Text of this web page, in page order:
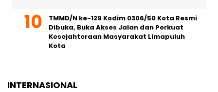
TMMD/N ke-129 Kodim 0306/50 Kota Resmi
Dibuka, Buka Akses Jalan dan Perkuat
Kesejahteraan Masyarakat Limapuluh
Kota
INTERNASIONAL